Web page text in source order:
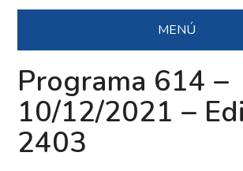
MENÚ
Programa 614 –
10/12/2021 –
2403